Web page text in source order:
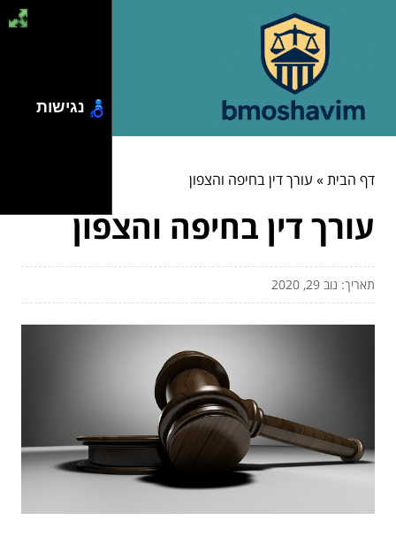
דף הבית» עורך דין בחיפה והצפון
עורך דין בחיפה והצפון
תאריך: נוב 29, 2020
נגישות